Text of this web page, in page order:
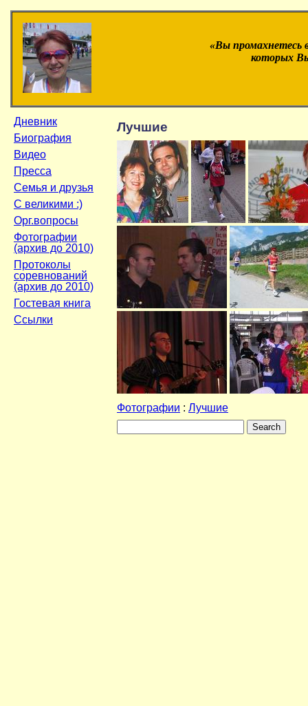
«Вы промахнетесь
которых
Дневник
Биография
Видео
Пресса
Семья и друзья
С великими :)
Орг.вопросы
Фотографии
(архив до 2010)
Протоколы
соревнований
(архив до 2010)
Гостевая книга
Ссылки
Лучшие
Фотографии : Лучшие